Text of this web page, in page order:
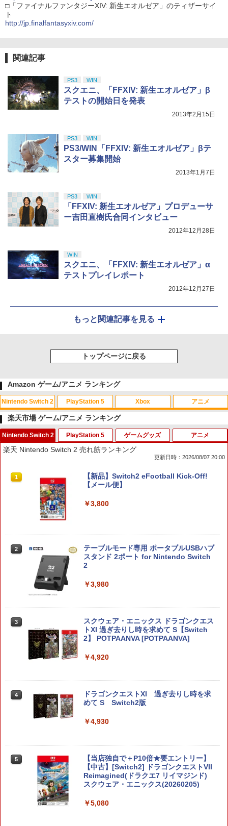
□「ファイナルファンタジーXIV: 新生エオルゼア」のティザーサイ
ト
http://jp.finalfantasyxiv.com/
関連記事
PS3 WIN
スクエニ、「FFXIV: 新生エオルゼア」β
テストの開始日を発表
2013年2月15日
PS3 WIN
PS3/WIN「FFXIV: 新生エオルゼア」βテ
スター募集開始
2013年1月7日
PS3 WIN
「FFXIV: 新生エオルゼア」プロデューサ
ー吉田直樹氏合同インタビュー
2012年12月28日
WIN
スクエニ、「FFXIV: 新生エオルゼア」α
テストプレイレポート
2012年12月27日
もっと関連記事を見る
トップページに戻る
Amazon ゲーム/アニメ ランキング
Nintendo Switch 2
1
スプラトゥーン レイダース|オンライン
コード版
￥5,832
￥6,445
Nintendo Switch 2(日本語・国内専用)
ニンテンドープリペイド番号 9000円|オ
ンラインコード版
￥9,000
ニンテンドープリペイド番号 5000円|オ
ンラインコード版
￥5,000
PlayStation 5
1
PlayStation 5 デジタル・エディション
日本語専用 Console Language: Japan
ese only (CFI-2200B01)
￥55,000
￥7,286
【純正品】ディスクドライブ(CFI-ZDD1
トローラー ミッドナイト ブラック(CFI-
【純正品】DualSense ワイヤレスコン
￥10,737
Xbox
1
【純正品】Xbox ワイヤレス コントロー
ラー + USB-C® ケーブル
￥8,300
【純正品】Xbox ワイヤレス コントロー
￥7,681
B-C ケーブル
【純正品】Xbox ワイヤレス コントロー
【純正品】Xbox Elite ワイヤレス コン
イト)
￥18,500
アニメ
1
【Amazon.co.jp限定】劇場版モノノ怪
第三章 蛇神 (Amazon.co.jp限定オリジ
ナル三方背収納ケース付きコレクション)
カー特典:【坤と離】二振りの剣、十翼よ
り来たる！スタジオ描き下ろしイラスト
2
劇場版「鬼滅の刃」無限城編 第一章 猗
窩座再来 通常版 [Blu-ray]
3
劇場版「鬼滅の刃」無限城編 第一章 猗
窩座再来 通常版 [DVD]
4
劇場版「鬼滅の刃」無限城編 第一章 猗
窩座再来 完全生産限定版 [Blu-ray]
￥8,698
【Amazon.co.jp限定】劇場版モノノ怪
第三章 蛇神 (オリジナル特典:オリジナル
巾着＋メーカー特典:【坤と離】二振りの
しイラストボード付) [DVD]
楽天市場 ゲーム/アニメ ランキング
Nintendo Switch 2
楽天 Nintendo Switch 2 売れ筋ランキング
更新日時：2026/08/07 20:00
1
【新品】Switch2 eFootball Kick-Off!
【メール便】
￥3,800
2
テーブルモード専用 ポータブルUSBハブ
スタンド 2ポート for Nintendo Switch
2
￥3,980
3
スクウェア・エニックス ドラゴンクエス
トXI 過ぎ去りし時を求めて S【Switch
2】 POTPAANVA [POTPAANVA]
￥4,920
4
ドラゴンクエストXI 過ぎ去りし時を求
めて S Switch2版
￥4,930
5
【当店独自で＋P10倍★要エントリー】
【中古】[Switch2] ドラゴンクエストVII
Reimagined(ドラクエ7 リイマジンド)
スクウェア・エニックス(20260205)
￥5,080
PlayStation 5 ゲームグッズ アニメ